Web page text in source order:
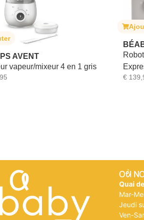
AVENT
vapeur/mixeur 4 en 1 gris
€
Où
Quai
Mar-
Jeudi
Ven-